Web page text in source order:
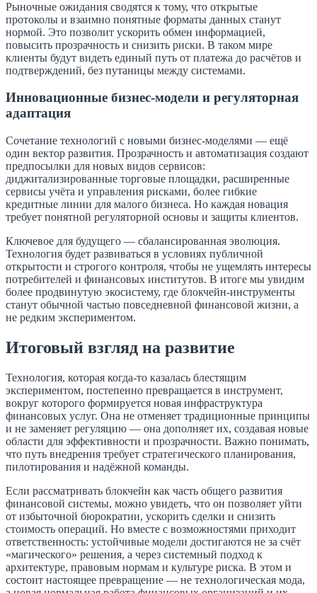
Рыночные ожидания сводятся к тому, что открытые
протоколы и взаимно понятные форматы данных станут
нормой. Это позволит ускорить обмен информацией,
повысить прозрачность и снизить риски. В таком мире
клиенты будут видеть единый путь от платежа до расчётов и
подтверждений, без путаницы между системами.
Инновационные бизнес-модели и регуляторная
адаптация
Сочетание технологий с новыми бизнес-моделями — ещё
один вектор развития. Прозрачность и автоматизация создают
предпосылки для новых видов сервисов:
диджитализированные торговые площадки, расширенные
сервисы учёта и управления рисками, более гибкие
кредитные линии для малого бизнеса. Но каждая новация
требует понятной регуляторной основы и защиты клиентов.
Ключевое для будущего — сбалансированная эволюция.
Технология будет развиваться в условиях публичной
открытости и строгого контроля, чтобы не ущемлять интересы
потребителей и финансовых институтов. В итоге мы увидим
более продвинутую экосистему, где блокчейн‑инструменты
станут обычной частью повседневной финансовой жизни, а
не редким экспериментом.
Итоговый взгляд на развитие
Технология, которая когда‑то казалась блестящим
экспериментом, постепенно превращается в инструмент,
вокруг которого формируется новая инфраструктура
финансовых услуг. Она не отменяет традиционные принципы
и не заменяет регуляцию — она дополняет их, создавая новые
области для эффективности и прозрачности. Важно понимать,
что путь внедрения требует стратегического планирования,
пилотирования и надёжной команды.
Если рассматривать блокчейн как часть общего развития
финансовой системы, можно увидеть, что он позволяет уйти
от избыточной бюрократии, ускорить сделки и снизить
стоимость операций. Но вместе с возможностями приходит
ответственность: устойчивые модели достигаются не за счёт
«магического» решения, а через системный подход к
архитектуре, правовым нормам и культуре риска. В этом и
состоит настоящее превращение — не технологическая мода,